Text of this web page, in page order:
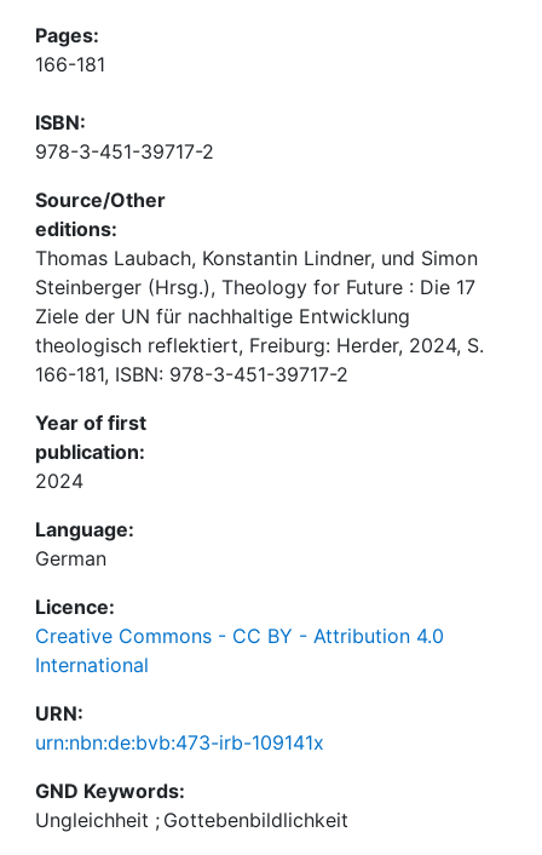
Pages:
166-181
ISBN:
978-3-451-39717-2
Source/Other
editions:
Thomas Laubach, Konstantin Lindner, und Simon
Steinberger (Hrsg.), Theology for Future : Die 17
Ziele der UN für nachhaltige Entwicklung
theologisch reflektiert, Freiburg: Herder, 2024, S.
166-181, ISBN: 978-3-451-39717-2
Year of first
publication:
2024
Language:
German
Licence:
Creative Commons - CC BY - Attribution 4.0
International
URN:
urn:nbn:de:bvb:473-irb-109141x
GND Keywords:
Ungleichheit ; Gottebenbildlichkeit